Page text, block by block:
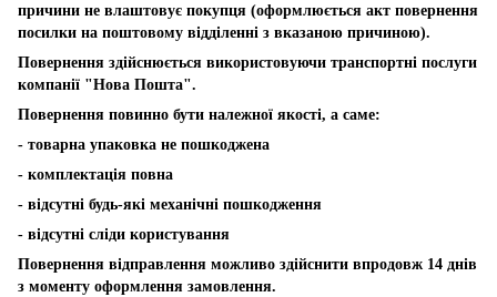
причини не влаштовує покупця (оформлюється акт повернення
посилки на поштовому відділенні з вказаною причиною).
Повернення здійснюється використовуючи транспортні послуги
компанії "Нова Пошта".
Повернення повинно бути належної якості, а саме:
- товарна упаковка не пошкоджена
- комплектація повна
- відсутні будь-які механічні пошкодження
- відсутні сліди користування
Повернення відправлення можливо здійснити впродовж 14 днів
з моменту оформлення замовлення.